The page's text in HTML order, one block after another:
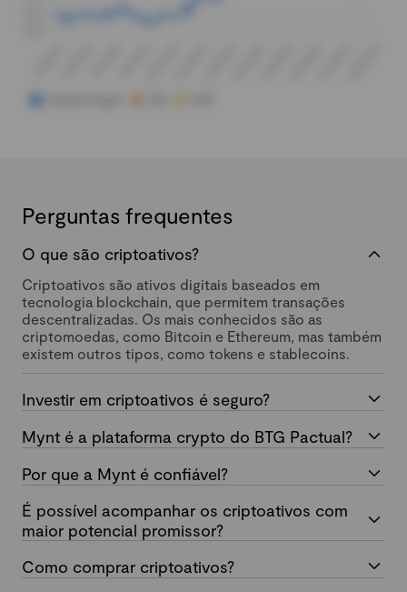
Perguntas frequentes
O que são criptoativos?
Criptoativos são ativos digitais baseados em
tecnologia blockchain, que permitem transações
descentralizadas. Os mais conhecidos são as
criptomoedas, como Bitcoin e Ethereum, mas também
existem outros tipos, como tokens e stablecoins.
Investir em criptoativos é seguro?
Mynt é a plataforma crypto do BTG Pactual?
Por que a Mynt é confiável?
É possível acompanhar os criptoativos com
maior potencial promissor?
Como comprar criptoativos?